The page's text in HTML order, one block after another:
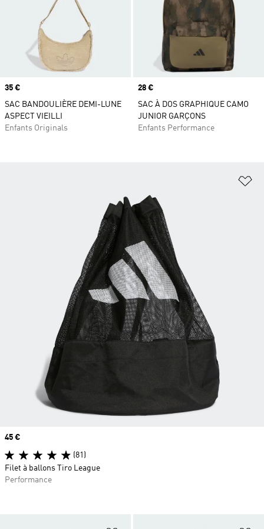
Prix
35 €
SAC BANDOULIÈRE DEMI-LUNE
ASPECT VIEILLI
Enfants Originals
Prix
28 €
SAC À DOS GRAPHIQUE CAMO
JUNIOR GARÇONS
Enfants Performance
Prix
45 €
(81)
Filet à ballons Tiro League
Performance